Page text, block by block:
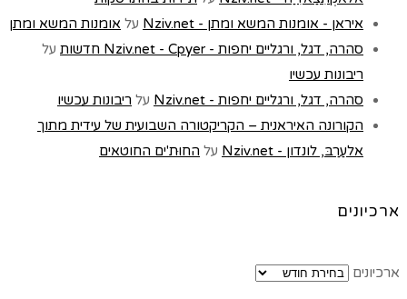
איראן - אומנות המשא ומתן - Nziv.net
על אומנות המשא ומתן
סהרה, דגל, ורגליים יחפות - Nziv.net - Cpyer חדשות
על
ריבונות עכשיו
סהרה, דגל, ורגליים יחפות - Nziv.net
על ריבונות עכשיו
הקורונה האיראנית – הקריקטורה השבועית של עידית מתוך
אלעַרַבּ, לונדון - Nziv.net
על החוּת'ים החוטאים
ארכיונים
ארכיונים